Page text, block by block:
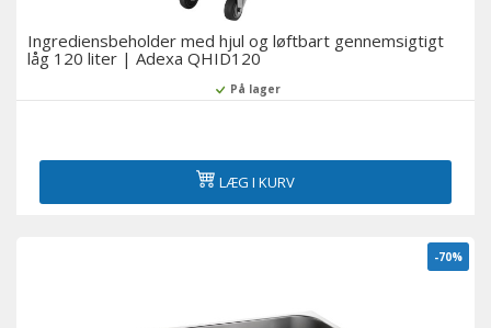
Ingrediensbeholder med hjul og løftbart gennemsigtigt
låg 120 liter | Adexa QHID120
På lager
LÆG I KURV
-70%